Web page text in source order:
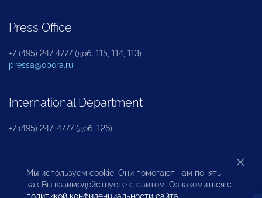
Press Office
+7 (495) 247 4777 (доб. 115, 114, 113)
pressa@opora.ru
International Department
+7 (495) 247-4777 (доб. 126)
Business and Investment Rights Protection
Department
Мы используем cookie. Они помогают нам понять,
как Вы взаимодействуете с сайтом. Ознакомиться с
политикой конфиденциальности сайта